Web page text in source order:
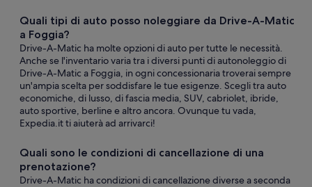
Quali tipi di auto posso noleggiare da Drive-A-Matic
a Foggia?
Drive-A-Matic ha molte opzioni di auto per tutte le necessità.
Anche se l'inventario varia tra i diversi punti di autonoleggio di
Drive-A-Matic a Foggia, in ogni concessionaria troverai sempre
un'ampia scelta per soddisfare le tue esigenze. Scegli tra auto
economiche, di lusso, di fascia media, SUV, cabriolet, ibride,
auto sportive, berline e altro ancora. Ovunque tu vada,
Expedia.it ti aiuterà ad arrivarci!
Quali sono le condizioni di cancellazione di una
prenotazione?
Drive-A-Matic ha condizioni di cancellazione diverse a seconda